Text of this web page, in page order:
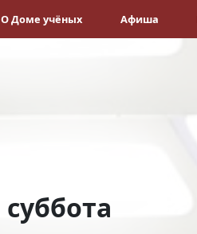
О Доме учёных Афиша
суббота